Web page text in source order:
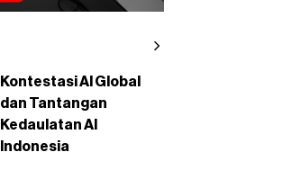
Kontestasi AI Global
dan Tantangan
Kedaulatan AI
Indonesia